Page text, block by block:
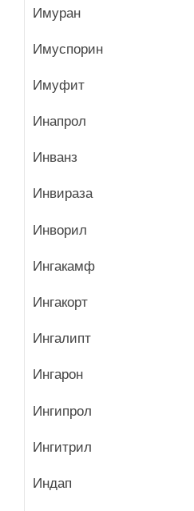
Имуран
Имуспорин
Имуфит
Инапрол
Инванз
Инвираза
Инворил
Ингакамф
Ингакорт
Ингалипт
Ингарон
Ингипрол
Ингитрил
Индап